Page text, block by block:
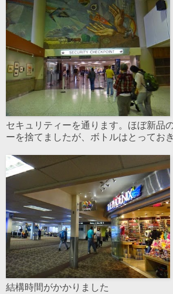
セキュリティーを通ります。ほぼ新品
ーを捨てましたが、ボトルはとってお
結構時間がかかりました